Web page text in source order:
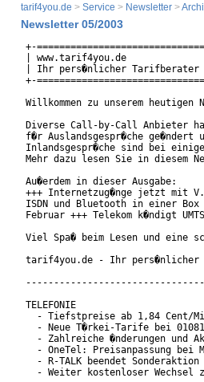
tarif4you.de > Service > Newsletter >
Newsletter 05/2003
+-
| www.tarif4you.de
| Ihr pers�nlicher
+-
Willkommen zu unserem heutigen
Diverse Call-by-Call Anbieter
f�r Auslandsgespr�che ge�ndert
Inlandsgespr�che sind bei
Mehr dazu lesen Sie in diesem
Au�erdem in dieser Ausgabe:
+++ Internetzug�nge jetzt mit
ISDN und Bluetooth in einer
Februar +++ Telekom k�ndigt
Viel Spa� beim Lesen und eine
tarif4you.de - Ihr pers�nlicher
TELEFONIE
- Tiefstpreise ab 1,84 Cent/
- Neue T�rkei-Tarife bei
- Zahlreiche �nderungen und
- OneTel: Preisanpassung bei
- R-TALK beendet Sonderaktion
- Weiter kostenloser Wechsel